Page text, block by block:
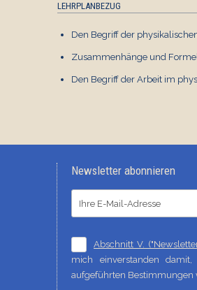
Die physikalische Arbeit (III)
€ 1,50
LEHRPLANBEZUG
Den Begriff der
Zusammenhänge und
Den Begriff der Arbeit im
Newsletter abonnieren
Abschnitt V.
mich einverstanden
aufgeführten Bestimmungen